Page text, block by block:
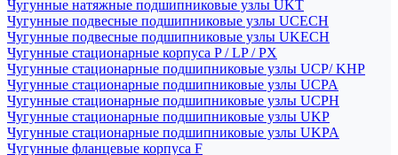
Чугунные натяжные подшипниковые узлы UKT
Чугунные подвесные подшипниковые узлы UCECH
Чугунные подвесные подшипниковые узлы UKECH
Чугунные стационарные корпуса P / LP / PX
Чугунные стационарные подшипниковые узлы UCP/ KHP
Чугунные стационарные подшипниковые узлы UCPA
Чугунные стационарные подшипниковые узлы UCPH
Чугунные стационарные подшипниковые узлы UKP
Чугунные стационарные подшипниковые узлы UKPA
Чугунные фланцевые корпуса F